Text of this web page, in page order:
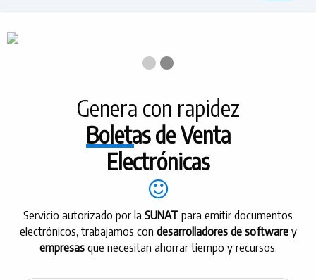
-
-
Current Slide
Genera con rapidez
Boletas de Venta
Electrónicas
Servicio autorizado por la SUNATpara emitir documentos
electrónicos, trabajamos con desarrolladores de softwarey
empresasque necesitan ahorrar tiempo y recursos.